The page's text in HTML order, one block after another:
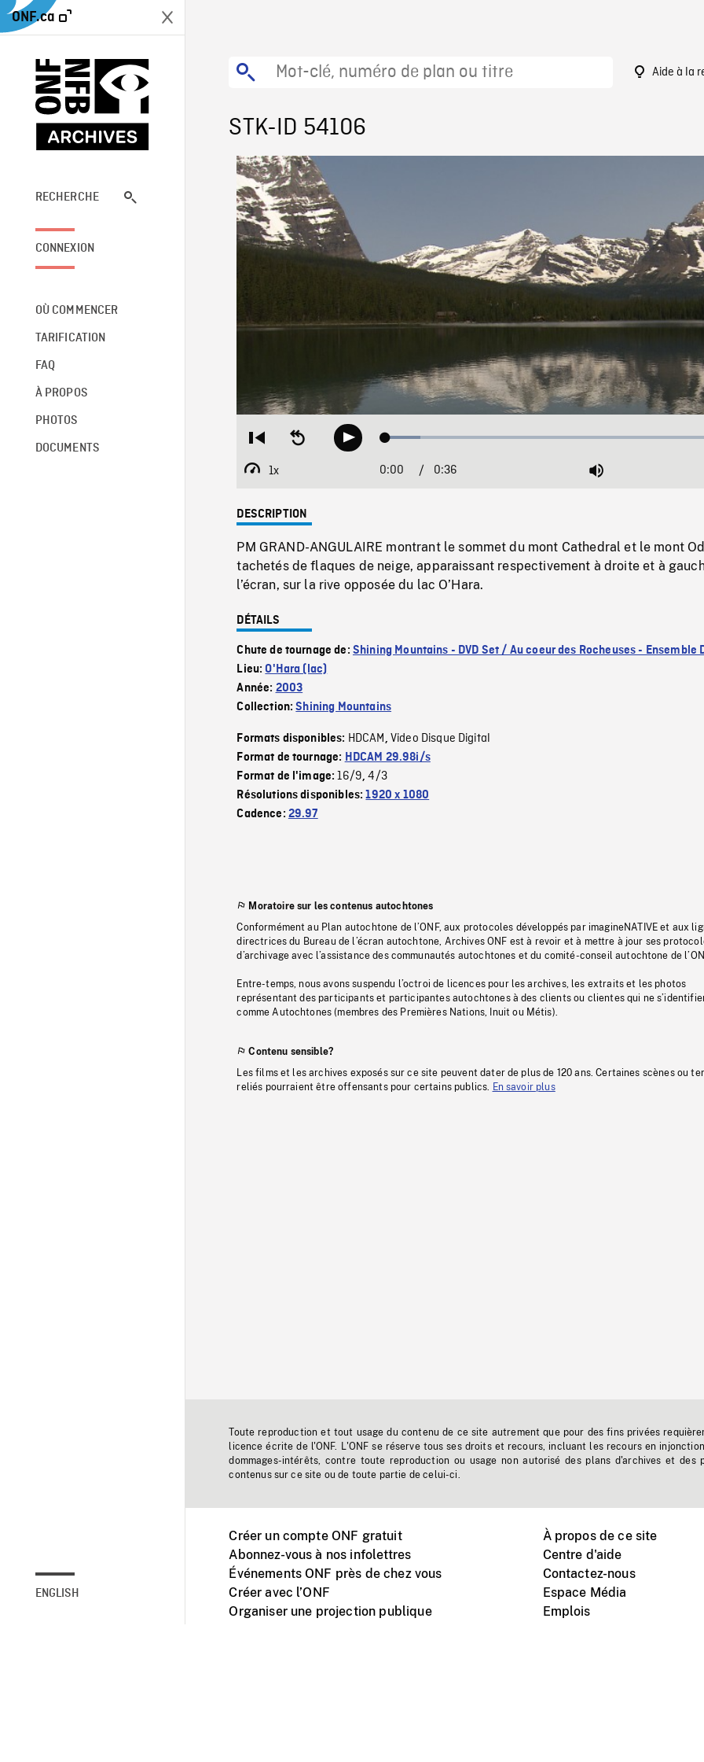
ONF.ca
RECHERCHE
CONNEXION
OÙ COMMENCER
TARIFICATION
FAQ
À PROPOS
PHOTOS
DOCUMENTS
ENGLISH
Aide à la
STK-ID 54106
Restart
beginning
Seek
backwardPlay Loaded:
1x
Playback
Current
0:00 / Duration
0:36 Mute
DESCRIPTION
PM GRAND-ANGULAIRE montrant le sommet du mont Cathedral et le mont
tachetés de flaques de neige, apparaissant respectivement à droite et à
l’écran, sur la rive opposée du lac O’Hara.
DÉTAILS
Chute de tournage de: Shining Mountains - DVD Set / Au coeur des Rocheuses - Ensemble
Lieu:O'Hara (lac)
Année: 2003
Collection:Shining Mountains
Formats disponibles: HDCAM, Video Disque Digital
Format de tournage: HDCAM 29.98i/s
Format de l'image:16/9,4/3
Résolutions disponibles:1920 x 1080
Cadence: 29.97
Moratoire sur les contenus autochtones
Conformément au Plan autochtone de l’ONF, aux protocoles développés par imagineNATIVE et aux
directrices du Bureau de l’écran autochtone, Archives ONF est à revoir et à mettre à jour ses
d’archivage avec l’assistance des communautés autochtones et du comité-conseil autochtone de
Entre-temps, nous avons suspendu l’octroi de licences pour les archives, les extraits et les photos
représentant des participants et participantes autochtones à des clients ou clientes qui ne
comme Autochtones (membres des Premières Nations, Inuit ou Métis).
Contenu sensible?
Les films et les archives exposés sur ce site peuvent dater de plus de 120 ans. Certaines scènes ou
reliés pourraient être offensants pour certains publics.
En savoir plus
Toute reproduction et tout usage du contenu de ce site autrement que pour des fins privées
licence écrite de l'ONF. L'ONF se réserve tous ses droits et recours, incluant les recours en
dommages-intérêts, contre toute reproduction ou usage non autorisé des plans d'archives et des
contenus sur ce site ou de toute partie de celui-ci.
Créer un compte ONF gratuit
Abonnez-vous à nos infolettres
Événements ONF près de chez vous
Créer avec l’ONF
Organiser une projection publique
À propos de ce site
Centre d'aide
Contactez-nous
Espace Média
Emplois